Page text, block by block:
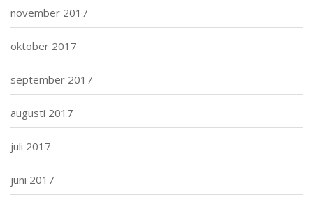
november 2017
oktober 2017
september 2017
augusti 2017
juli 2017
juni 2017